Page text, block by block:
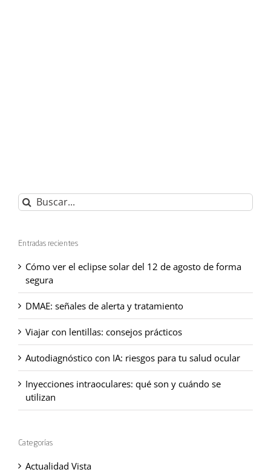
Buscar:
Entradas recientes
Cómo ver el eclipse solar del 12 de agosto de forma
segura
DMAE: señales de alerta y tratamiento
Viajar con lentillas: consejos prácticos
Autodiagnóstico con IA: riesgos para tu salud ocular
Inyecciones intraoculares: qué son y cuándo se
utilizan
Categorías
Actualidad Vista